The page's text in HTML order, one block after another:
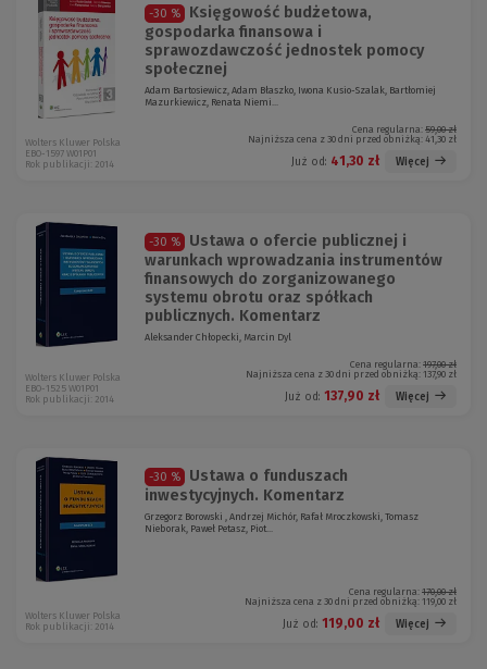
-30 %
Księgowość budżetowa,
gospodarka finansowa i
sprawozdawczość jednostek pomocy
społecznej
Adam Bartosiewicz, Adam Błaszko, Iwona Kusio-Szalak, Bartłomiej
Mazurkiewicz, Renata Niemi...
Cena regularna: 59,00 zł
Najniższa cena z 30 dni przed obniżką: 41,30 zł
Już od: 41,30 zł Więcej
Wolters Kluwer Polska
EBO-1597 W01P01
Rok publikacji: 2014
-30 %
Ustawa o ofercie publicznej i
warunkach wprowadzania instrumentów
finansowych do zorganizowanego
systemu obrotu oraz spółkach
publicznych. Komentarz
Aleksander Chłopecki, Marcin Dyl
Cena regularna: 197,00 zł
Najniższa cena z 30 dni przed obniżką: 137,90 zł
Już od: 137,90 zł Więcej
Wolters Kluwer Polska
EBO-1525 W01P01
Rok publikacji: 2014
-30 %
Ustawa o funduszach
inwestycyjnych. Komentarz
Grzegorz Borowski , Andrzej Michór, Rafał Mroczkowski, Tomasz
Nieborak, Paweł Petasz, Piot...
Cena regularna: 170,00 zł
Najniższa cena z 30 dni przed obniżką: 119,00 zł
Już od: 119,00 zł Więcej
Wolters Kluwer Polska
Rok publikacji: 2014